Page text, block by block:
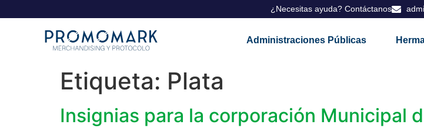
¿Necesitas ayuda? Contáctanos
Administraciones Públicas
Etiqueta: Plata
Insignias para la corporación Municipal